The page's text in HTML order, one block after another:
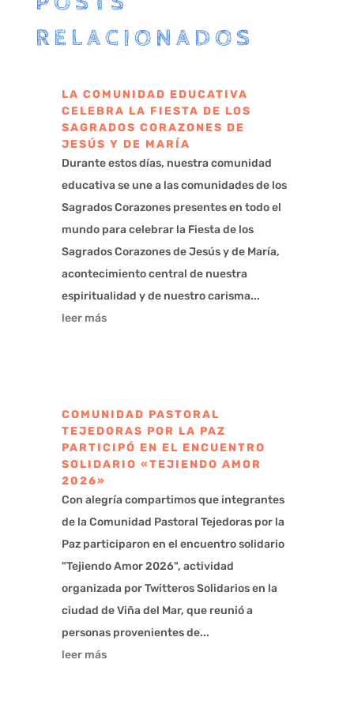
RELACIONADOS
LA COMUNIDAD EDUCATIVA
CELEBRA LA FIESTA DE LOS
SAGRADOS CORAZONES DE
JESÚS Y DE MARÍA
Durante estos días, nuestra comunidad
educativa se une a las comunidades de los
Sagrados Corazones presentes en todo el
mundo para celebrar la Fiesta de los
Sagrados Corazones de Jesús y de María,
acontecimiento central de nuestra
espiritualidad y de nuestro carisma...
leer más
COMUNIDAD PASTORAL
TEJEDORAS POR LA PAZ
PARTICIPÓ EN EL ENCUENTRO
SOLIDARIO «TEJIENDO AMOR
2026»
Con alegría compartimos que integrantes
de la Comunidad Pastoral Tejedoras por la
Paz participaron en el encuentro solidario
"Tejiendo Amor 2026", actividad
organizada por Twitteros Solidarios en la
ciudad de Viña del Mar, que reunió a
personas provenientes de...
leer más